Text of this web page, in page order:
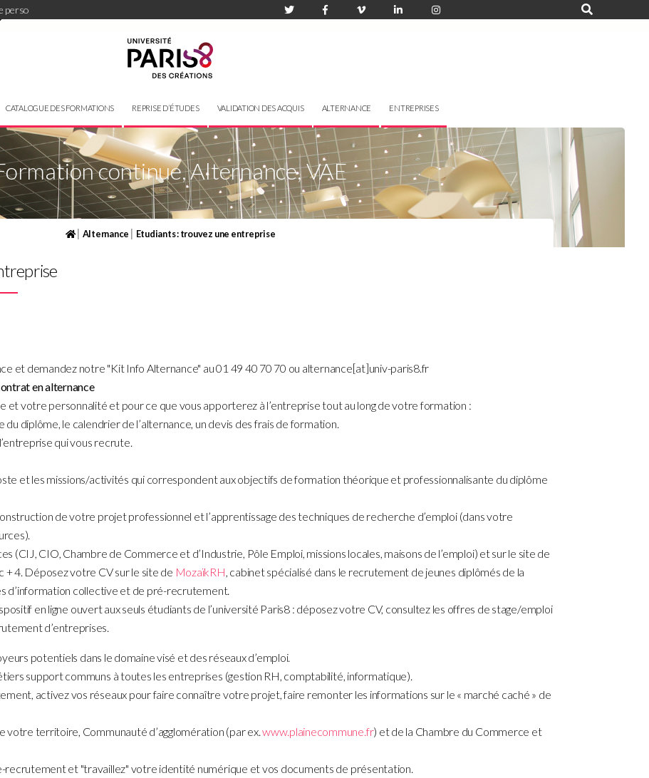
perso
CATALOGUE DES FORMATIONS REPRISE D’ÉTUDES VALIDATION DES ACQUIS ALTERNANCE ENTREPRISES
continue, Alternance, VAE
| Alternance | Etudiants : trouvez une entreprise
et demandez notre "Kit Info Alternance" au 01 49 40 70 70 ou alternance[at]univ-paris8.fr
en alternance
votre personnalité et pour ce que vous apporterez à l’entreprise tout au long de votre formation :
diplôme, le calendrier de l’alternance, un devis des frais de formation.
qui vous recrute.
et les missions/activités qui correspondent aux objectifs de formation théorique et professionnalisante du diplôme
de votre projet professionnel et l’apprentissage des techniques de recherche d’emploi (dans votre
(CIJ, CIO, Chambre de Commerce et d’Industrie, Pôle Emploi, missions locales, maisons de l’emploi) et sur le site de
+ 4. Déposez votre CV sur le site de MozaïkRH, cabinet spécialisé dans le recrutement de jeunes diplômés de la
d’information collective et de pré-recrutement.
en ligne ouvert aux seuls étudiants de l’université Paris8 : déposez votre CV, consultez les offres de stage/emploi
d’entreprises.
potentiels dans le domaine visé et des réseaux d’emploi.
support communs à toutes les entreprises (gestion RH, comptabilité, informatique).
activez vos réseaux pour faire connaître votre projet, faire remonter les informations sur le « marché caché » de
votre territoire, Communauté d’agglomération (par ex.www.plainecommune.fr) et de la Chambre du Commerce et
recrutement et "travaillez" votre identité numérique et vos documents de présentation.